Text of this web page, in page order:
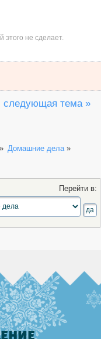
этого не сделает.
следующая тема »
» Домашние дела»
Перейти в: